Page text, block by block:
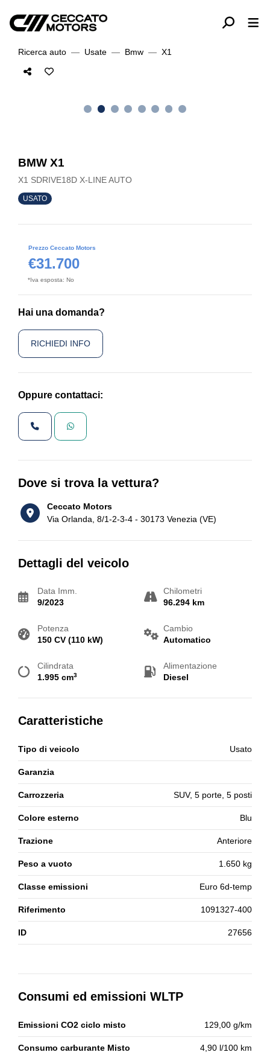
Ricerca auto Usate Bmw X1
BMW X1
X1 SDRIVE18D X-LINE AUTO
USATO
Prezzo Ceccato Motors
€31.700
*Iva esposta: No
Hai una domanda?
RICHIEDI INFO
Oppure contattaci:
Dove si trova la vettura?
Ceccato Motors
Via Orlanda, 8/1-2-3-4 - 30173 Venezia (VE)
Dettagli del veicolo
Data Imm.
9/2023
Chilometri
96.294 km
Potenza
150 CV (110 kW)
Cambio
Automatico
Cilindrata
1.995 cm3
Alimentazione
Diesel
Caratteristiche
Tipo di veicolo Usato
Garanzia
Carrozzeria SUV, 5 porte, 5 posti
Colore esterno Blu
Trazione Anteriore
Peso a vuoto 1.650 kg
Classe emissioni Euro 6d-temp
Riferimento 1091327-400
ID 27656
Consumi ed emissioni WLTP
Emissioni CO2 ciclo misto 129,00 g/km
Consumo carburante Misto 4,90 l/100 km